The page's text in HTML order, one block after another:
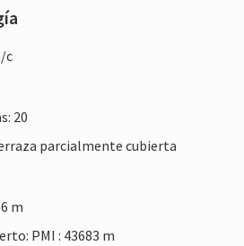
aplique la legislación de la UE en
el mismo nivel de servicio al
diferente a reservar
profesional.
c
20
parcialmente cubierta
m
PMI : 43683 m